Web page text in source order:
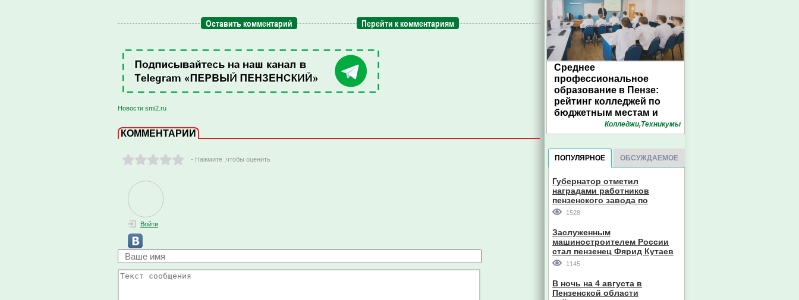
Оставить комментарий Перейти к комментариям
Новости smi2.ru
КОММЕНТАРИИ
- Нажмите ,чтобы оценить
Войти
Среднее
профессиональное
образование в Пензе:
рейтинг колледжей по
бюджетным местам и
конкурсу. Инфографика
1pnz
Колледжи,Техникумы
ПОПУЛЯРНОЕ ОБСУЖДАЕМОЕ
Губернатор отметил
наградами работников
пензенского завода по
производству станков
1528
Заслуженным
машиностроителем России
стал пензенец Фярид Кутаев
1145
В ночь на 4 августа в
Пензенской области